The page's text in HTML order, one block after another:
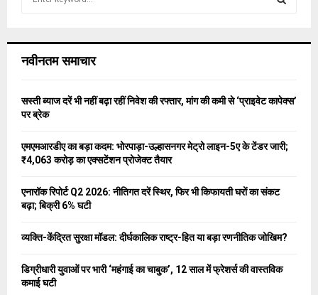
h
o
r
C
नवीनतम समाचार
सस्ती ब्याज दरें भी नहीं बढ़ा रहीं निवेश की रफ्तार, मांग की कमी से ‘प्राइवेट कापेक्स’
पर ब्रेक
एमएमआरडीए का बड़ा कदम: भोरपाड़ा-उल्हासनगर मेट्रो लाइन-5ए के टेंडर जारी;
₹4,063 करोड़ का एक्सटेंशन प्रोजेक्ट तैयार
एनारॉक रिपोर्ट Q2 2026: नीतिगत दरें स्थिर, फिर भी किफायती घरों का संकट
बढ़ा; बिक्री 6% घटी
व्यक्ति-केंद्रित सुरक्षा मॉडल: दीर्घकालिक राष्ट्र-हित या बड़ा रणनीतिक जोखिम?
डिग्रीधारी युवाओं पर भारी ‘महंगाई का चाबुक’, 12 साल में फ्रेशर्स की वास्तविक
कमाई घटी